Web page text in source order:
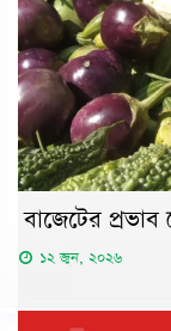
বাজেটের
১২ জুন, ২০২৬